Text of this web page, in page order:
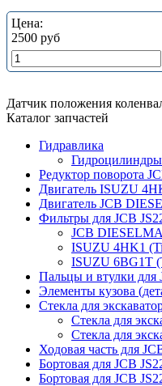
Цена:
2500 руб
Датчик положения
Каталог запчастей
Гидравлика
Редуктор поворота
Двигатель ISUZU
Двигатель JCB
Фильтры для JCB
JCB
ISUZU 4HK1
ISUZU 6BG1T
Пальцы и втулки для
Элементы кузова
Стекла для
Стекла для
Стекла для
Ходовая часть для
Бортовая для JCB
Бортовая для JCB